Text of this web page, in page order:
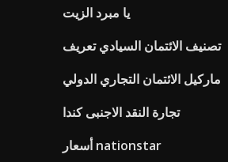
يا مبرد الزيت
تصنيف الائتمان السيادي تعريف
ماركيل الائتمان التجاري الدولي
تجارة النقد الاجنبى كندا
أسعار nationstar